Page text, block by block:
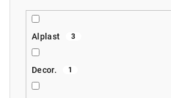
Alplast 3
Decor. 1